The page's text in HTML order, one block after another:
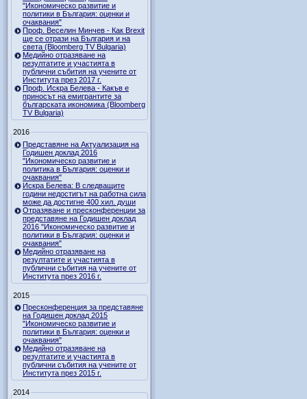
"Икономическо развитие и
политики в България: оценки и
очаквания"
Проф. Веселин Минчев - Как Brexit
ще се отрази на България и на
света (Bloomberg TV Bulgaria)
Медийно отразяване на
резултатите и участията в
публични събития на учените от
Института през 2017 г.
Проф. Искра Белева - Какъв е
приносът на емигрантите за
българската икономика (Bloomberg
TV Bulgaria)
2016
Представяне на Актуализация на
Годишен доклад 2016
"Икономическо развитие и
политика в България: оценки и
очаквания"
Искра Белева: В следващите
години недостигът на работна сила
може да достигне 400 хил. души
Отразяване и пресконференции за
представяне на Годишен доклад
2016 "Икономическо развитие и
политики в България: оценки и
очаквания"
Медийно отразяване на
резултатите и участията в
публични събития на учените от
Института през 2016 г.
2015
Пресконференция за представяне
на Годишен доклад 2015
"Икономическо развитие и
политики в България: оценки и
очаквания"
Медийно отразяване на
резултатите и участията в
публични събития на учените от
Института през 2015 г.
2014